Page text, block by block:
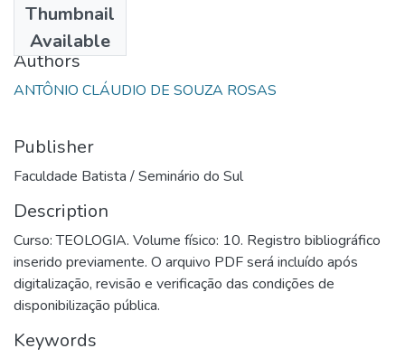
Thumbnail
Available
1989
Authors
ANTÔNIO CLÁUDIO DE SOUZA ROSAS
Publisher
Faculdade Batista / Seminário do Sul
Description
Curso: TEOLOGIA. Volume físico: 10. Registro bibliográfico
inserido previamente. O arquivo PDF será incluído após
digitalização, revisão e verificação das condições de
disponibilização pública.
Keywords